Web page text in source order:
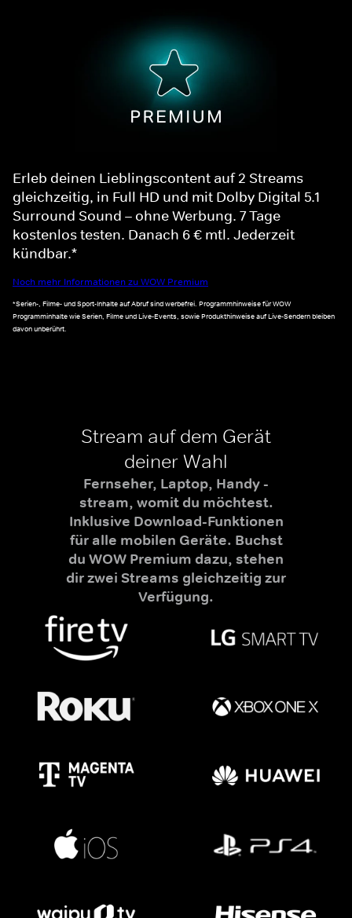
Erleb deinen Lieblingscontent auf 2 Streams
gleichzeitig, in Full HD und mit Dolby Digital 5.1
Surround Sound – ohne Werbung. 7 Tage
kostenlos testen. Danach 6 € mtl. Jederzeit
kündbar.*
Noch mehr Informationen zu WOW Premium
*Serien-, Filme- und Sport-Inhalte auf Abruf sind werbefrei. Programmhinweise für WOW
Programminhalte wie Serien, Filme und Live-Events, sowie Produkthinweise auf Live-Sendern bleiben
davon unberührt.
Stream auf dem Gerät
deiner Wahl
Fernseher, Laptop, Handy -
stream, womit du möchtest.
Inklusive Download-Funktionen
für alle mobilen Geräte. Buchst
du WOW Premium dazu, stehen
dir zwei Streams gleichzeitig zur
Verfügung.